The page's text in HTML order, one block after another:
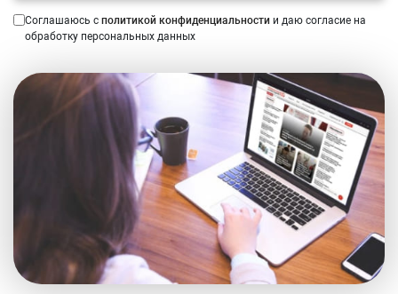
Соглашаюсь с политикой конфиденциальности и даю согласие на
обработку персональных данных